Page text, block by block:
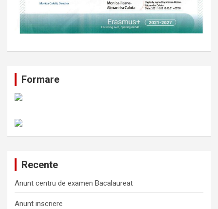
Formare
Recente
Anunt centru de examen Bacalaureat
Anunt inscriere